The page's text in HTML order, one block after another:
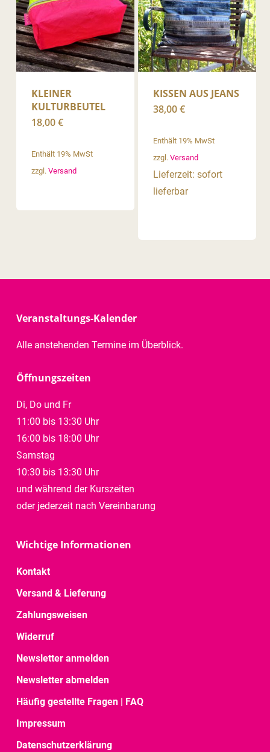
KLEINER
KULTURBEUTEL
18,00€
Enthält 19% MwSt
zzgl. Versand
KISSEN AUS JEANS
38,00€
Enthält 19% MwSt
zzgl. Versand
Lieferzeit: sofort
lieferbar
Veranstaltungs-Kalender
Alle anstehenden Termine im Überblick.
Öffnungszeiten
Di, Do und Fr
11:00 bis 13:30 Uhr
16:00 bis 18:00 Uhr
Samstag
10:30 bis 13:30 Uhr
und während der Kurszeiten
oder jederzeit nach Vereinbarung
Wichtige Informationen
Kontakt
Versand & Lieferung
Zahlungsweisen
Widerruf
Newsletter anmelden
Newsletter abmelden
Häufig gestellte Fragen | FAQ
Impressum
Datenschutzerklärung